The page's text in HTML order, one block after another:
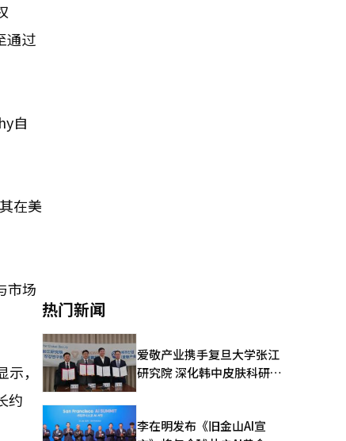
通过
自
在美
市场
，
约
热门新闻
爱敬产业携手复旦大学张江
研究院 深化韩中皮肤科研合
李在明发布《旧金山AI宣